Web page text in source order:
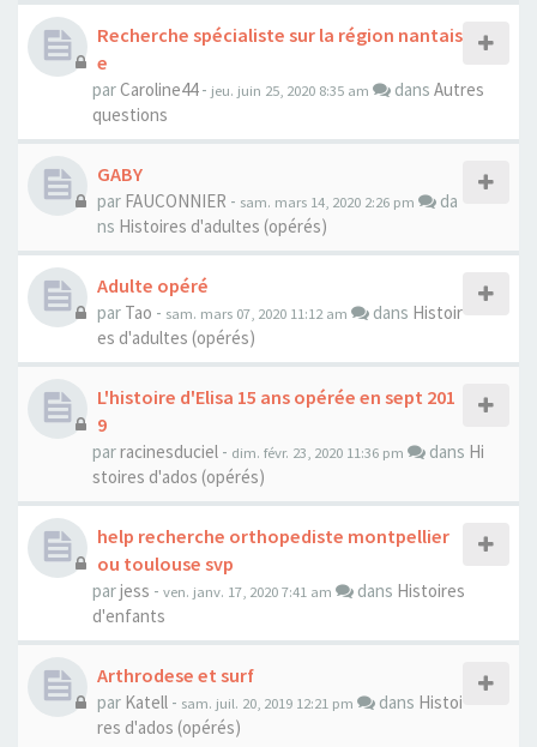
Recherche spécialiste sur la région nantais
e
parCaroline44- jeu. juin 25, 2020 8:35 am dans Autres
questions
GABY
par FAUCONNIER - sam. mars 14, 2020 2:26 pm
da
ns Histoires d'adultes (opérés)
Adulte opéré
par Tao - sam. mars 07, 2020 11:12 am dans Histoir
es d'adultes (opérés)
L'histoire d'Elisa 15 ans opérée en sept 201
9
parracinesduciel - dim. févr. 23, 2020 11:36 pm dans Hi
stoires d'ados (opérés)
help recherche orthopediste montpellier
ou toulouse svp
parjess - ven. janv. 17, 2020 7:41 am dans Histoires
d'enfants
Arthrodese et surf
par Katell - sam. juil. 20, 2019 12:21 pm dans Histoi
res d'ados (opérés)